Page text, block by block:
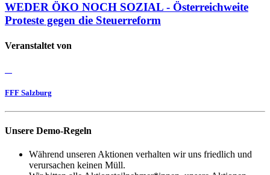
WEDER ÖKO NOCH SOZIAL - Österreichweite
Proteste gegen die Steuerreform
Veranstaltet von
FFF Salzburg
Unsere Demo-Regeln
Während unseren Aktionen verhalten wir uns friedlich und
verursachen keinen Müll.